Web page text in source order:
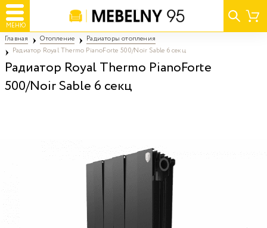
МЕНЮ
Главная Отопление
Радиаторы отопления
Радиатор Royal Thermo PianoForte 500/Noir Sable 6 секц
Радиатор Royal Thermo PianoForte
500/Noir Sable 6 секц